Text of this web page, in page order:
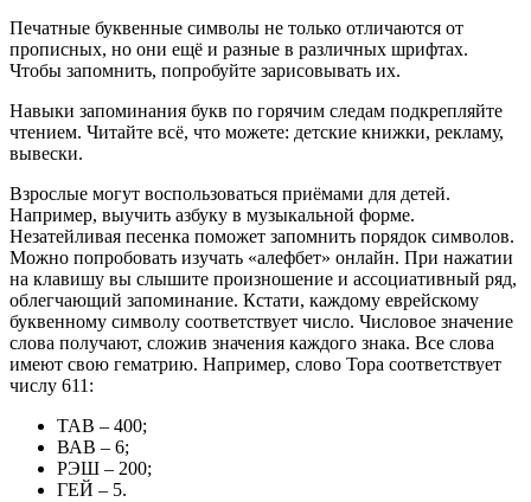
Печатные буквенные символы не только отличаются от
прописных, но они ещё и разные в различных шрифтах.
Чтобы запомнить, попробуйте зарисовывать их.
Навыки запоминания букв по горячим следам подкрепляйте
чтением. Читайте всё, что можете: детские книжки, рекламу,
вывески.
Взрослые могут воспользоваться приёмами для детей.
Например, выучить азбуку в музыкальной форме.
Незатейливая песенка поможет запомнить порядок символов.
Можно попробовать изучать «алефбет» онлайн. При нажатии
на клавишу вы слышите произношение и ассоциативный ряд,
облегчающий запоминание. Кстати, каждому еврейскому
буквенному символу соответствует число. Числовое значение
слова получают, сложив значения каждого знака. Все слова
имеют свою гематрию. Например, слово Тора соответствует
числу 611:
ТАВ – 400;
ВАВ – 6;
РЭШ – 200;
ГЕЙ – 5.